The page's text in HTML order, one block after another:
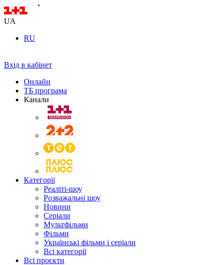
UA
RU
Вхід в кабінет
Онлайн
ТБ програма
Канали
Категорії
Реаліті-шоу
Розважальні шоу
Новини
Серіали
Мультфільми
Фільми
Українські фільми і серіали
Всі категорії
Всі проєкти